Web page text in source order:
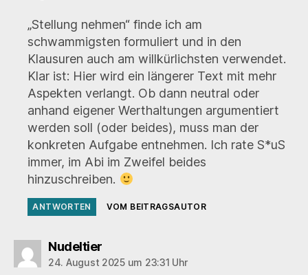
„Stellung nehmen“ finde ich am
schwammigsten formuliert und in den
Klausuren auch am willkürlichsten verwendet.
Klar ist: Hier wird ein längerer Text mit mehr
Aspekten verlangt. Ob dann neutral oder
anhand eigener Werthaltungen argumentiert
werden soll (oder beides), muss man der
konkreten Aufgabe entnehmen. Ich rate S*uS
immer, im Abi im Zweifel beides
hinzuschreiben.
ANTWORTEN VOM BEITRAGSAUTOR
Nudeltiersagt:
24. August 2025 um 23:31 Uhr